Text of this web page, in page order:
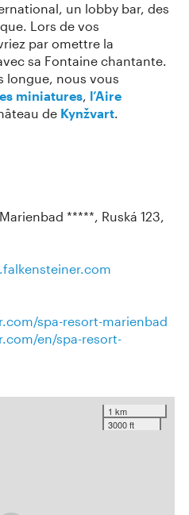
un lobby bar, des
Lors de vos
par omettre la
sa Fontaine chantante.
longue, nous vous
miniatures, l’Aire
de Kynžvart.
*****, Ruská 123,
spa-resort-marienbad
en/spa-resort-
1 km
3000 ft